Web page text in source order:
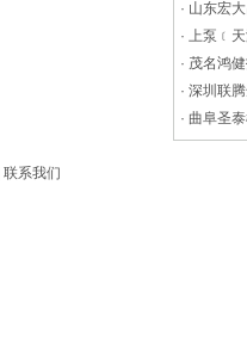
· 山东宏
· 上泵﹝
· 茂名鸿
· 深圳联
· 曲阜圣
联系我们